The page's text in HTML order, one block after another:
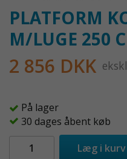
PLATFORM
M/LUGE 250
2 856 DKK
På lager
30 dages åbent køb
Læg i kurv